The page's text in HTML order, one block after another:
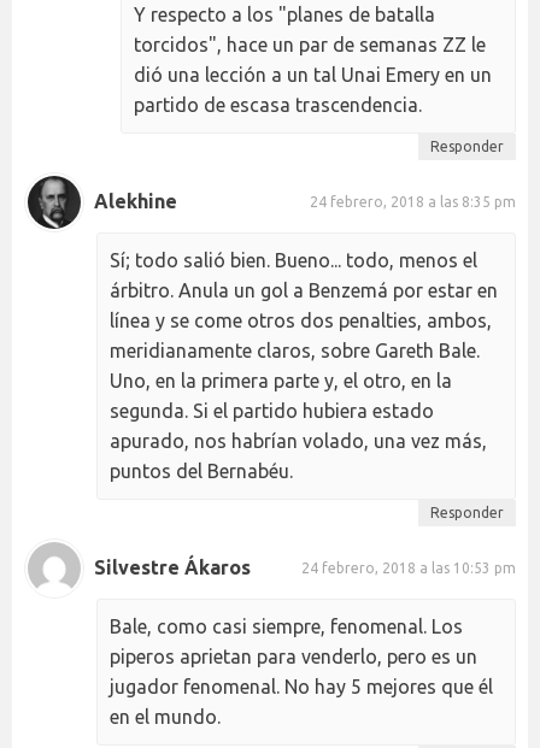
Y respecto a los "planes de batalla
torcidos", hace un par de semanas ZZ le
dió una lección a un tal Unai Emery en un
partido de escasa trascendencia.
Responder
Alekhine 24 febrero, 2018 a las 8:35 pm
Sí; todo salió bien. Bueno... todo, menos el
árbitro. Anula un gol a Benzemá por estar en
línea y se come otros dos penalties, ambos,
meridianamente claros, sobre Gareth Bale.
Uno, en la primera parte y, el otro, en la
segunda. Si el partido hubiera estado
apurado, nos habrían volado, una vez más,
puntos del Bernabéu.
Responder
Silvestre Ákaros 24 febrero, 2018 a las 10:53 pm
Bale, como casi siempre, fenomenal. Los
piperos aprietan para venderlo, pero es un
jugador fenomenal. No hay 5 mejores que él
en el mundo.